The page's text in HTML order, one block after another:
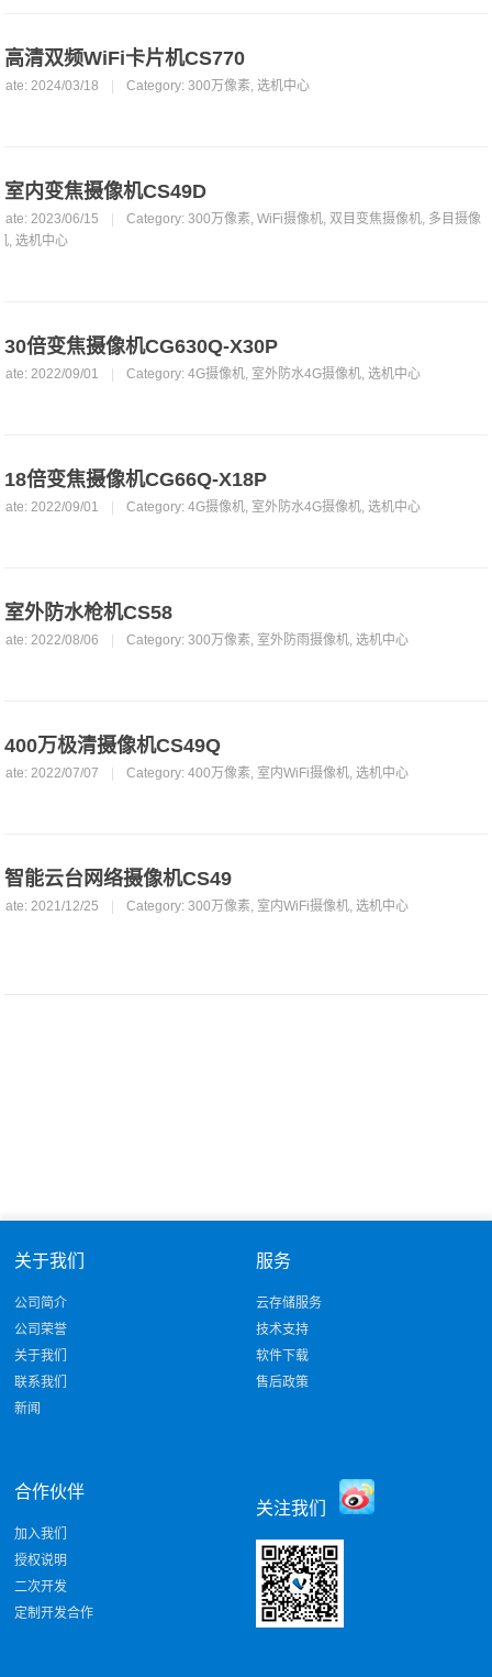
高清双频WiFi卡片机CS770
2024/03/18 Category:300万像素,选机中心
室内变焦摄像机CS49D
2023/06/15 Category:300万像素,WiFi摄像机, 双目变焦摄像机, 多目摄像
,选机中心
30倍变焦摄像机CG630Q-X30P
2022/09/01 Category:4G摄像机, 室外防水4G摄像机,选机中心
18倍变焦摄像机CG66Q-X18P
2022/09/01 Category:4G摄像机, 室外防水4G摄像机,选机中心
室外防水枪机CS58
2022/08/06 Category:300万像素, 室外防雨摄像机,选机中心
400万极清摄像机CS49Q
2022/07/07 Category:400万像素, 室内WiFi摄像机,选机中心
智能云台网络摄像机CS49
2021/12/25 Category:300万像素, 室内WiFi摄像机,选机中心
关于我们
公司简介
公司荣誉
关于我们
联系我们
新闻
服务
云存储服务
技术支持
软件下载
售后政策
合作伙伴
加入我们
授权说明
二次开发
定制开发合作
关注我们